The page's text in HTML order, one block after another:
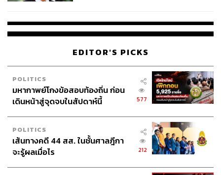
EDITOR'S PICKS
POLITICS
มหากาพย์โกงข้อสอบท้องถิ่น ก่อน
เดินหน้าสู่จุดจบในสัปดาห์นี้
577
POLITICS
เส้นทางคดี 44 สส. ในชั้นศาลฎีกา
จะรู้ผลเมื่อไร
212